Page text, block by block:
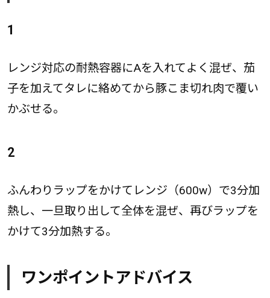
1
レンジ対応の耐熱容器にAを入れてよく混ぜ、茄
子を加えてタレに絡めてから豚こま切れ肉で覆い
かぶせる。
2
ふんわりラップをかけてレンジ（600w）で3分加
熱し、一旦取り出して全体を混ぜ、再びラップを
かけて3分加熱する。
ワンポイントアドバイス